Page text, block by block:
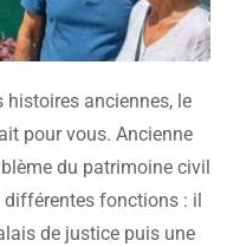
histoires anciennes, le
pour vous. Ancienne
du patrimoine civil
fonctions : il
de justice puis une